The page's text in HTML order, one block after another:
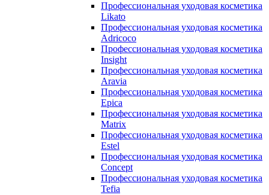
Профессиональная уходовая косметика
Likato
Профессиональная уходовая косметика
Adricoco
Профессиональная уходовая косметика
Insight
Профессиональная уходовая косметика
Aravia
Профессиональная уходовая косметика
Epica
Профессиональная уходовая косметика
Matrix
Профессиональная уходовая косметика
Estel
Профессиональная уходовая косметика
Concept
Профессиональная уходовая косметика
Tefia